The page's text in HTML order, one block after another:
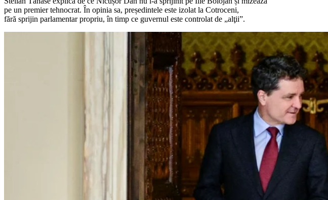
pe un premier tehnocrat. În opinia sa, președintele este izolat la Cotroceni,
fără sprijin parlamentar propriu, în timp ce guvernul este controlat de „alţii”.